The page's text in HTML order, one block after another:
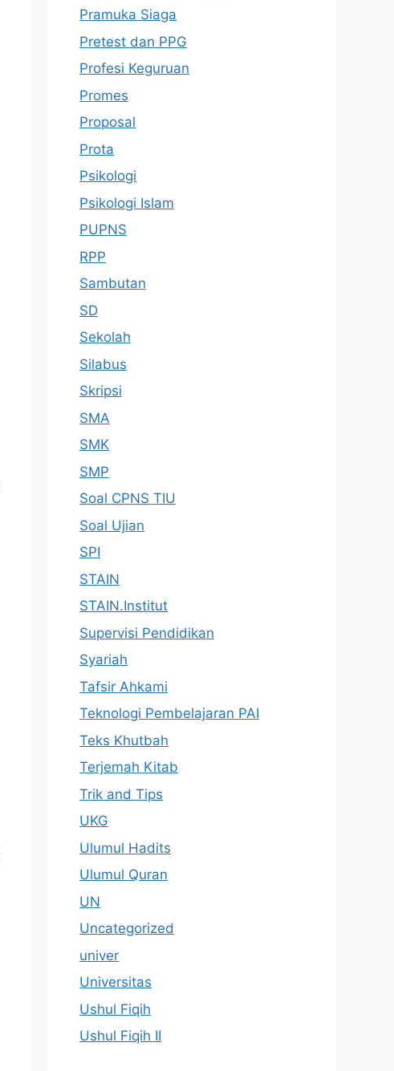
Pramuka Siaga
Pretest dan PPG
Profesi Keguruan
Promes
Proposal
Prota
Psikologi
Psikologi Islam
PUPNS
RPP
Sambutan
SD
Sekolah
Silabus
Skripsi
SMA
SMK
SMP
Soal CPNS TIU
Soal Ujian
SPI
STAIN
STAIN.Institut
Supervisi Pendidikan
Syariah
Tafsir Ahkami
Teknologi Pembelajaran PAI
Teks Khutbah
Terjemah Kitab
Trik and Tips
UKG
Ulumul Hadits
Ulumul Quran
UN
Uncategorized
univer
Universitas
Ushul Fiqih
Ushul Fiqih II